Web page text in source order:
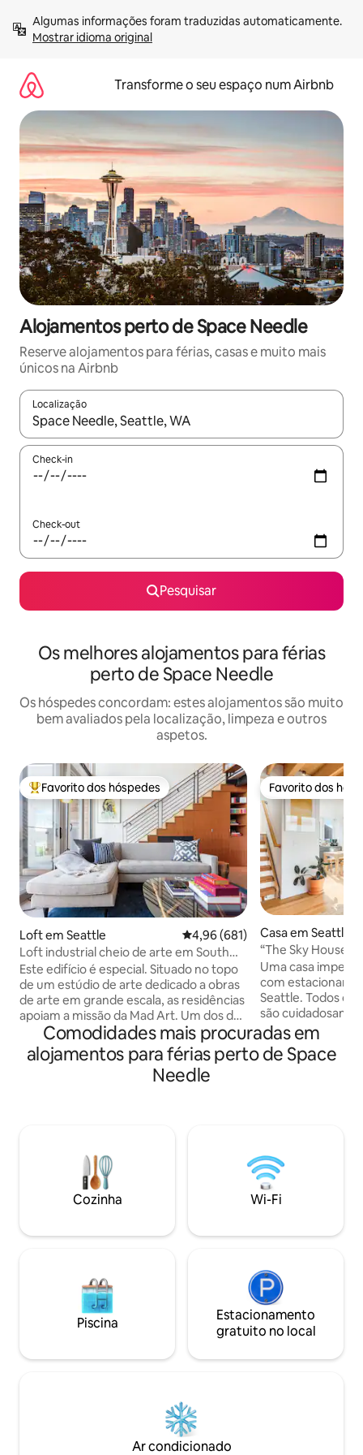
para
Mostrar idioma original
Transforme o seu espaço num Airbnb
Alojamentos perto de Space Needle
Reserve alojamentos para férias, casas e muito mais
únicos na Airbnb
Localização
Quando os resultados estiverem disponíveis, navegue com
Check-in
Check-out
Pesquisar
Os melhores alojamentos para férias
perto de Space Needle
Os hóspedes concordam: estes alojamentos são muito
bem avaliados pela localização, limpeza e outros
aspetos.
Favoritos dos hóspedes mais apreciados
Favorito dos hóspedes
Loft em Seattle Classificação média de 4,96 em
4,96 (681)
Loft industrial cheio de arte em South
Lake Union
Este edifício é especial. Situado no topo
de um estúdio de arte dedicado a obras
de arte em grande escala, as residências
apoiam a missão da Mad Art. Um dos dez
lofts de 2 andares, este apresenta 750
pés quadrados (70 metros quadrados),
além de um deck e acesso a um deck
comum no telhado com churrasqueira.
parede de aço enegrecido, estrutura de
aço exposta, teto de abeto natural e
acessórios de banho e cozinha
requintados expressam uma paleta de
local, servindo velocidades de Internet
muitos armários abertos gratuitos para
você usar. Eu sempre desfaz
completamente a mala quando viajo e
recomendo que você faça isso! South
indústrias de tecnologia e biotecnologia
restaurante ou bar boutique. É acessível
a pé em todas as direções para os
grandes destinos de Seattle, incluindo o
Favorito dos
Favorito dos
Casa em Seattle
“The Sky House”
queen, 2 casas
Uma casa
com
Seattle. Todos os
são
trazer uma
e calma. O
elegante, e a
é um morador
disponível para
estadia de 5 estrelas * Não
permitidas
Comodidades mais procuradas em
alojamentos para férias perto de Space
Needle
Cozinha Wi-Fi
Piscina
Estacionamento
gratuito no local
Ar condicionado